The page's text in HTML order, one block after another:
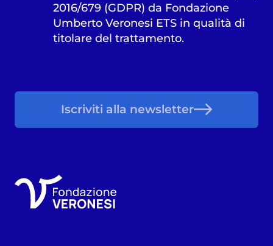
2016/679 (GDPR) da Fondazione
Umberto Veronesi ETS in qualità di
titolare del trattamento.
Iscriviti alla newsletter